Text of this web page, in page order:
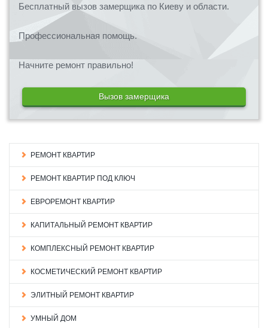
Бесплатный вызов замерщика по Киеву и области.
Профессиональная помощь.
Начните ремонт правильно!
Вызов замерщика
РЕМОНТ КВАРТИР
РЕМОНТ КВАРТИР ПОД КЛЮЧ
ЕВРОРЕМОНТ КВАРТИР
КАПИТАЛЬНЫЙ РЕМОНТ КВАРТИР
КОМПЛЕКСНЫЙ РЕМОНТ КВАРТИР
КОСМЕТИЧЕСКИЙ РЕМОНТ КВАРТИР
ЭЛИТНЫЙ РЕМОНТ КВАРТИР
УМНЫЙ ДОМ